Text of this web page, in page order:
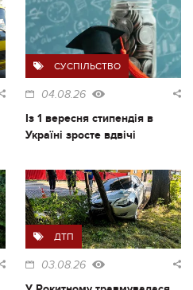
СУСПІЛЬСТВО
04.08.26
Із 1 вересня стипендія в
Україні зросте вдвічі
ДТП
03.08.26